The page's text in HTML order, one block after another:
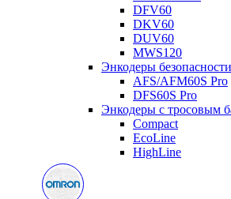
DFV60
DKV60
DUV60
MWS120
Энкодеры безопасности
AFS/AFM60S Pro
DFS60S Pro
Энкодеры с тросовым
Compact
EcoLine
HighLine